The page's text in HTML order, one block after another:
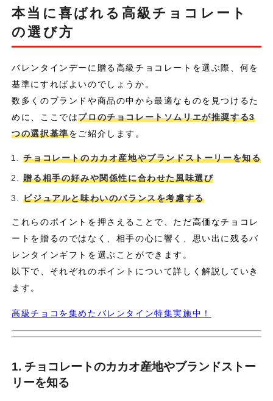
本当に喜ばれる高級チョコレート
の選び方
バレンタインデーに贈る高級チョコレートを選ぶ際、何を
基準にすればよいのでしょうか。
数多くのブランドや商品の中から最適なものを見つけるた
めに、ここではプロのチョコレートソムリエが推奨する3
つの選択基準をご紹介します。
チョコレートのカカオ産地やブランドストーリーを知る
贈る相手の好みや関係性に合わせた風味選び
ビジュアルと味わいのバランスを考慮する
これらのポイントを押さえることで、ただ高価なチョコレ
ートを贈るのではなく、相手の心に響く、思い出に残るバ
レンタインギフトを選ぶことができます。
以下で、それぞれのポイントについて詳しく解説していき
ます。
高級チョコを集めたバレンタイン特集実施中！
1. チョコレートのカカオ産地やブランドストー
リーを知る